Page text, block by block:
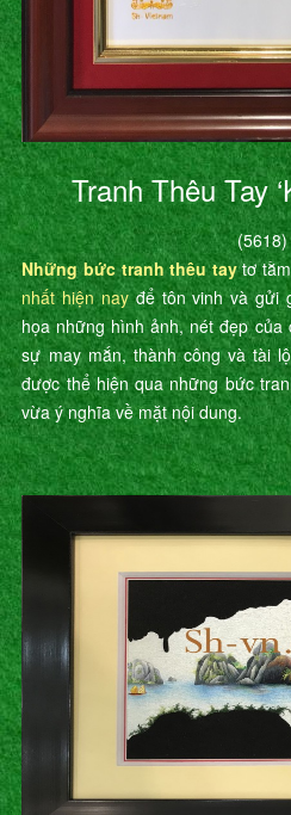
Tranh Thêu Tay
Những bức tranh thêu taytơ
nhất hiện nayđể tôn vinh và gửi
họa những hình ảnh, nét đẹp của
sự may mắn, thành công và tài
được thể hiện qua những bức
vừa ý nghĩa về mặt nội dung.